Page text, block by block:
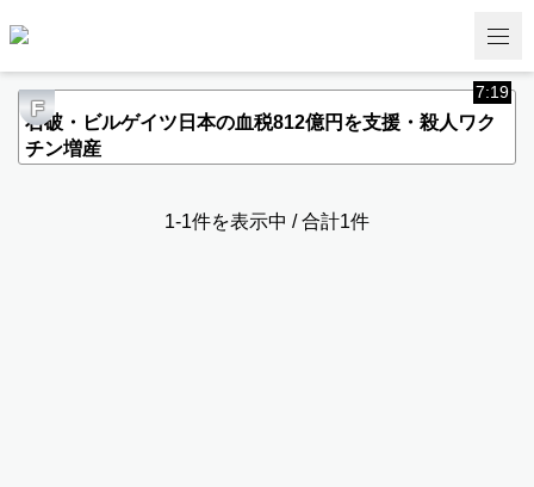
F
7:19
石破・ビルゲイツ日本の血税812億円を支援・殺人ワク
チン増産
1-1件を表示中 / 合計1件